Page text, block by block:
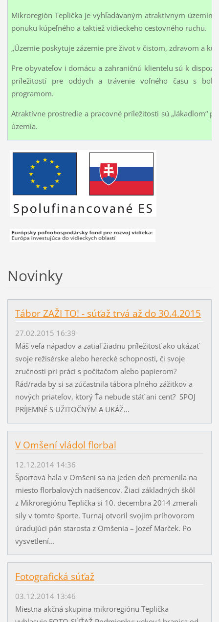
Mikroregión Teplička je vyhľadávaným atraktívnym
ponuku kúpeľného a taktiež vidieckeho cestovného ruchu.
„Územie poskytuje zázemie pre život v čistom, zdravom a
Pre obyvateľov i domácu a zahraničnú klientelu sú k
príležitostí pre oddych a trávenie voľného času s
programom.
Atraktívne prostredie a pracovné príležitosti sú „lákadlom“
územia.
Novinky
Tábor ZAŽI TO! - súťaž trvá až do 30.4.2015
27.02.2015 16:39
Máš veľa nápadov a zatiaľ žiadnu príležitosť ako ukázať
svoje režisérske alebo herecké schopnosti, či svoje
zručnosti pri práci s počítačom alebo papierom?
Rád/rada by si sa zúčastnila tábora plného zážitkov a
nových priateľov, ktorý Ťa nebude stáť ani cent? SPOJ
PRÍJEMNÉ S UŽITOČNÝM A UKÁŽ...
V Omšení vládol florbal
12.12.2014 14:36
Športová hala v Omšení sa na jeden deň premenila na
miesto florbalových nadšencov. Žiaci základných škôl
z Mikroregiónu Teplička si 10. decembra 2014 zmerali
sily v tomto športe. Turnaj otvoril svojim príhovorom
úradujúci pán starosta z Omšenia – Jozef Marček. Po
vysvetlení...
Fotografická súťaž
03.12.2014 13:46
Miestna akčná skupina mikroregiónu Teplička